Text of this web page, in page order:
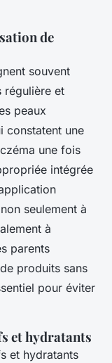
de
souvent
régulière et
peaux
constatent une
une fois
intégrée
seulement à
à
parents
produits sans
pour éviter
et hydratants
et hydratants